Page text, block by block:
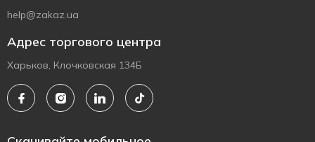
help@zakaz.ua
Адрес торгового центра
Харьков, Клочковская 134Б